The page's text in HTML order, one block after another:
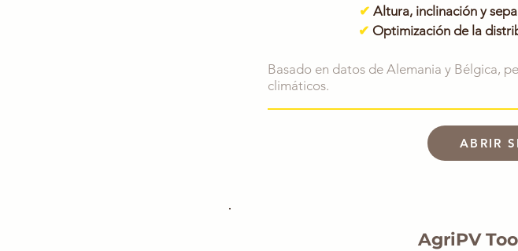
✔ Altura, inclinación y
✔ Optimización de la
Basado en datos de Alemania y Bélgica,
climáticos.
ABRIR
AgriPV